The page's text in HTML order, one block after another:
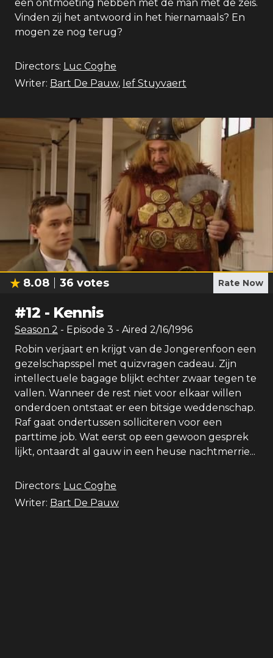
een ontmoeting hebben met de man met de zeis.
Vinden zij het antwoord in het hiernamaals? En
mogen ze nog terug?
Directors: Luc Coghe
Writer: Bart De Pauw, Ief Stuyvaert
8.08 36 votes Rate Now
#12 - Kennis
Season 2 - Episode 3 - Aired 2/16/1996
Robin verjaart en krijgt van de Jongerenfoon een
gezelschapsspel met quizvragen cadeau. Zijn
intellectuele bagage blijkt echter zwaar tegen te
vallen. Wanneer de rest niet voor elkaar willen
onderdoen ontstaat er een bitsige weddenschap.
Raf gaat ondertussen solliciteren voor een
parttime job. Wat eerst op een gewoon gesprek
lijkt, ontaardt al gauw in een heuse nachtmerrie...
Directors: Luc Coghe
Writer: Bart De Pauw